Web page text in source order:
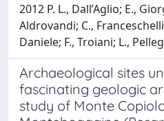
2012 P. L., Dall’Aglio; E.,
Aldrovandi; C.,
Daniele; F., Troiani; L.,
Archaeological sites
fascinating geologic
study of Monte